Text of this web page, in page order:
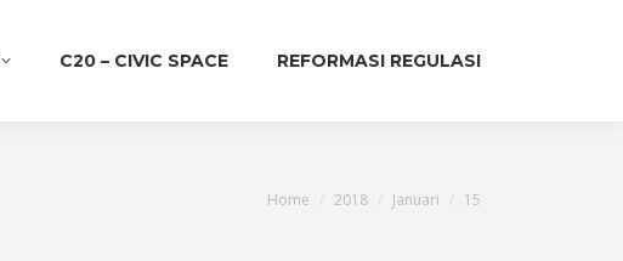
C20 – CIVIC SPACE REFORMASI REGULASI
You are here:
Home 2018 Januari 15